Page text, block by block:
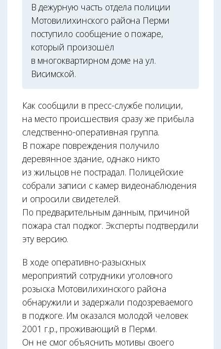
В дежурную часть отдела полиции
Мотовилихинского района Перми
поступило сообщение о пожаре,
который произошёл
в многоквартирном доме на ул.
Висимской.
Как сообщили в пресс-службе полиции,
на место происшествия сразу же прибыла
следственно-оперативная группа.
В пожаре повреждения получило
деревянное здание, однако никто
из жильцов не пострадал. Полицейские
собрали записи с камер видеонаблюдения
и опросили свидетелей.
По предварительным данным, причиной
пожара стал поджог. Эксперты подтвердили
эту версию.
В ходе оперативно-разыскных
мероприятий сотрудники уголовного
розыска Мотовилихинского района
обнаружили и задержали подозреваемого
в поджоге. Им оказался молодой человек
2001 г.р., проживающий в Перми.
Он не смог объяснить мотивы своего